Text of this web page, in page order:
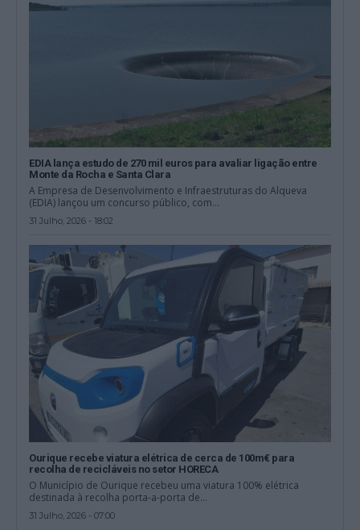
EDIA lança estudo de 270 mil euros para avaliar ligação entre
Monte da Rocha e Santa Clara
A Empresa de Desenvolvimento e Infraestruturas do Alqueva
(EDIA) lançou um concurso público, com...
31 Julho, 2026 - 18:02
Ourique recebe viatura elétrica de cerca de 100m€ para
recolha de recicláveis no setor HORECA
O Município de Ourique recebeu uma viatura 100% elétrica
destinada à recolha porta-a-porta de...
31 Julho, 2026 - 07:00